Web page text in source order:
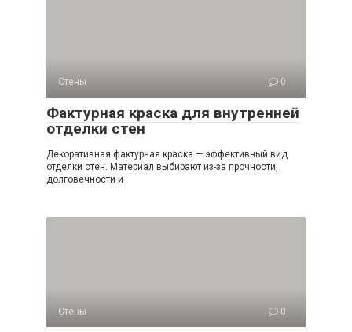
Стены 0
Фактурная краска для внутренней
отделки стен
Декоративная фактурная краска — эффективный вид
отделки стен. Материал выбирают из-за прочности,
долговечности и
Стены 0